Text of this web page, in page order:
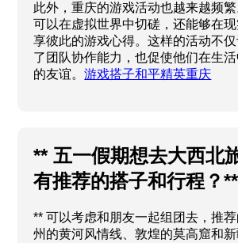
此外，重庆的游戏活动也越来越频
可以在虚拟世界中切磋，还能够在
享彼此的游戏心得。这样的活动不
了团队协作能力，也促使他们在生
的友谊。游戏搭子和平精英重庆
** 五一假期想去大西北
有推荐的搭子和行程？**
** 可以考虑和朋友一起组团去，推
州的黄河风情线、敦煌的莫高窟和